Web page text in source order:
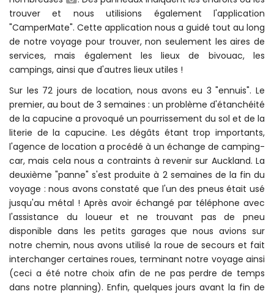
trouver et nous utilisions également l'application
"CamperMate". Cette application nous a guidé tout au long
de notre voyage pour trouver, non seulement les aires de
services, mais également les lieux de bivouac, les
campings, ainsi que d'autres lieux utiles !
Sur les 72 jours de location, nous avons eu 3 "ennuis". Le
premier, au bout de 3 semaines : un problème d'étanchéité
de la capucine a provoqué un pourrissement du sol et de la
literie de la capucine. Les dégâts étant trop importants,
l'agence de location a procédé à un échange de camping-
car, mais cela nous a contraints à revenir sur Auckland. La
deuxième "panne" s'est produite à 2 semaines de la fin du
voyage : nous avons constaté que l'un des pneus était usé
jusqu'au métal ! Après avoir échangé par téléphone avec
l'assistance du loueur et ne trouvant pas de pneu
disponible dans les petits garages que nous avions sur
notre chemin, nous avons utilisé la roue de secours et fait
interchanger certaines roues, terminant notre voyage ainsi
(ceci a été notre choix afin de ne pas perdre de temps
dans notre planning). Enfin, quelques jours avant la fin de